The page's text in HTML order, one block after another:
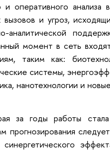
оперативного анализа
вызовов и угроз,
момент в сеть
таким как:
системы,
нанотехнологии и
за годы работы стала
прогнозирования